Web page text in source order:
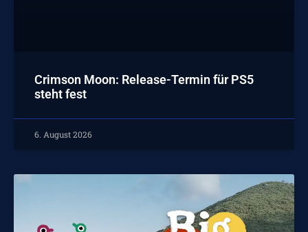
Crimson Moon: Release-Termin für PS5
steht fest
6. August 2026